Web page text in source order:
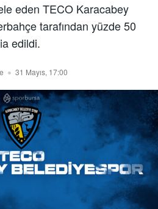
eden TECO Karacabey
tarafından yüzde 50
edildi.
31 Mayıs, 17:00